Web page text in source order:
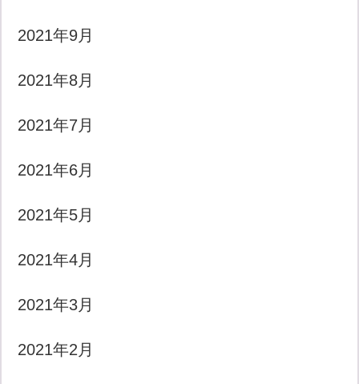
2021年9月
2021年8月
2021年7月
2021年6月
2021年5月
2021年4月
2021年3月
2021年2月